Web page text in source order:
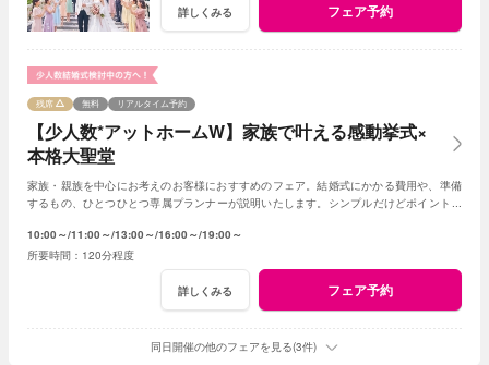
詳しくみる フェア予約
【少人数*アットホームW】家族で叶える感動挙式×
本格大聖堂
残席 無料 リアルタイム予約
家族・親族を中心にお考えのお客様におすすめのフェア。結婚式にかかる費用や、準備
するもの、ひとつひとつ専属プランナーが説明いたします。シンプルだけどポイントを
10:00～ 11:00～ 13:00～ 16:00～ 19:00～
120分程度
詳しくみる フェア予約
同日開催の他のフェアを見る(3件)